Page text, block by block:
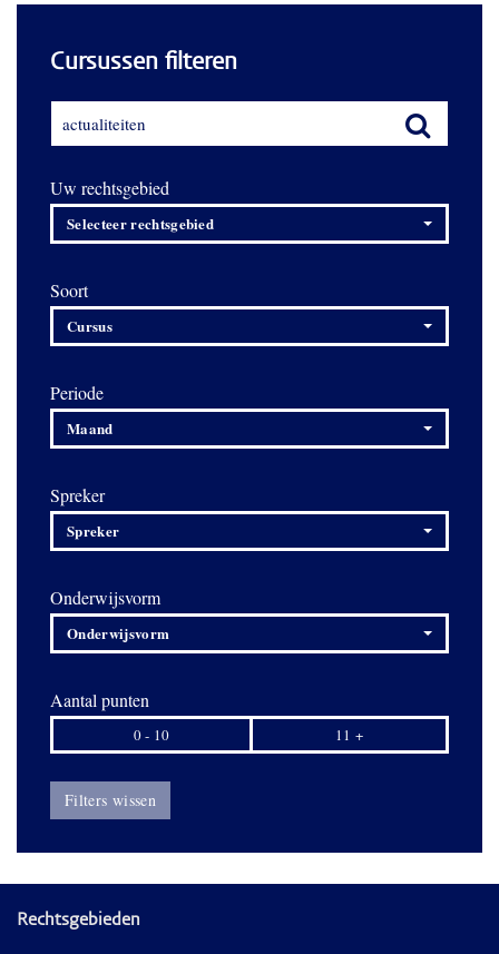
Cursussen filteren
Uw rechtsgebied
Selecteer rechtsgebied
Soort
Cursus
Periode
Maand
Spreker
Spreker
Onderwijsvorm
Onderwijsvorm
Aantal punten
0 - 10 11 +
Filters wissen
Rechtsgebieden